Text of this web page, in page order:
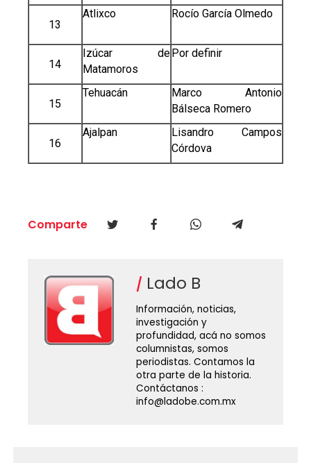
13
Atlixco Rocío García Olmedo
14
Izúcar de
Matamoros
Por definir
15
Tehuacán
Marco Antonio
Bálseca Romero
16
Ajalpan
Lisandro Campos
Córdova
Comparte
Lado B
Información, noticias,
investigación y
profundidad, acá no somos
columnistas, somos
periodistas. Contamos la
otra parte de la historia.
Contáctanos :
info@ladobe.com.mx